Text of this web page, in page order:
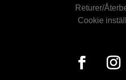
Returer/
Cookie